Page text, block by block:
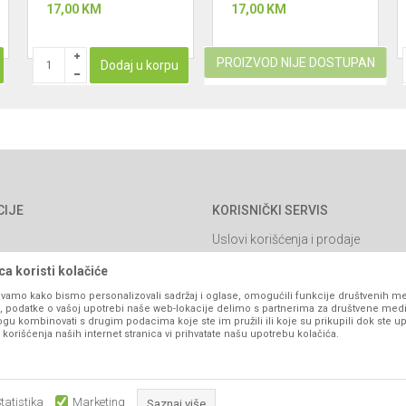
17,00 KM
Dodaj u korpu
17,00 KM
PROIZVOD NIJE DOSTUPAN
KORISNIČKI SERVIS
Uslovi korišćenja i prodaje
Kako kupiti
Isporuka
Načini plaćanja
Reklamacije
koristi kolačiće
kako bismo personalizovali sadržaj i oglase, omogućili funkcije društvenih
podatke o vašoj upotrebi naše web-lokacije delimo s partnerima za društvene
kombinovati s drugim podacima koje ste im pružili ili koje su prikupili dok ste
korišćenja naših internet stranica vi prihvatate našu upotrebu kolačića.
Marketing